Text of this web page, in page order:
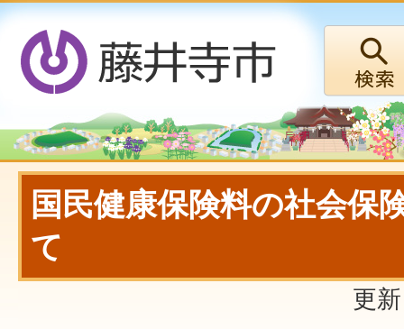
国民健康保険料の社会保
て
更